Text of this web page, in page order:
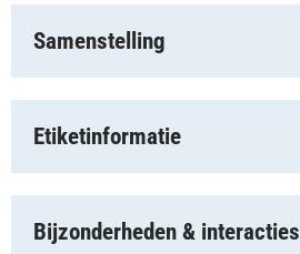
Samenstelling
Etiketinformatie
Bijzonderheden & interacties